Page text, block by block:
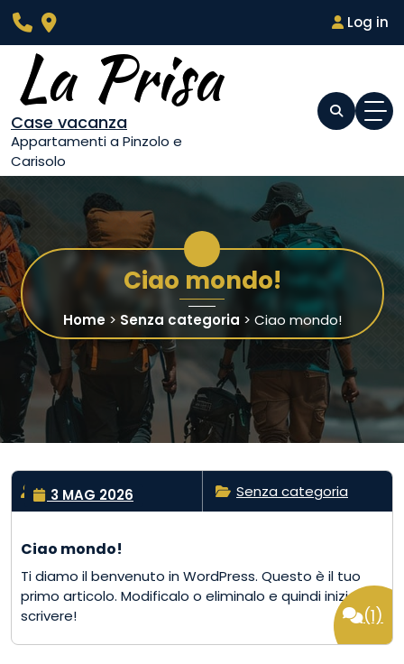
Skip
to
content
Log in
Case vacanza
Appartamenti a Pinzolo e
Carisolo
Ciao mondo!
Home> Senza categoria > Ciao mondo!
3 MAG 2026
By stefano Senza categoria
Ciao mondo!
Ti diamo il benvenuto in WordPress. Questo è il tuo
primo articolo. Modificalo o eliminalo e quindi inizia a
scrivere!
(1)